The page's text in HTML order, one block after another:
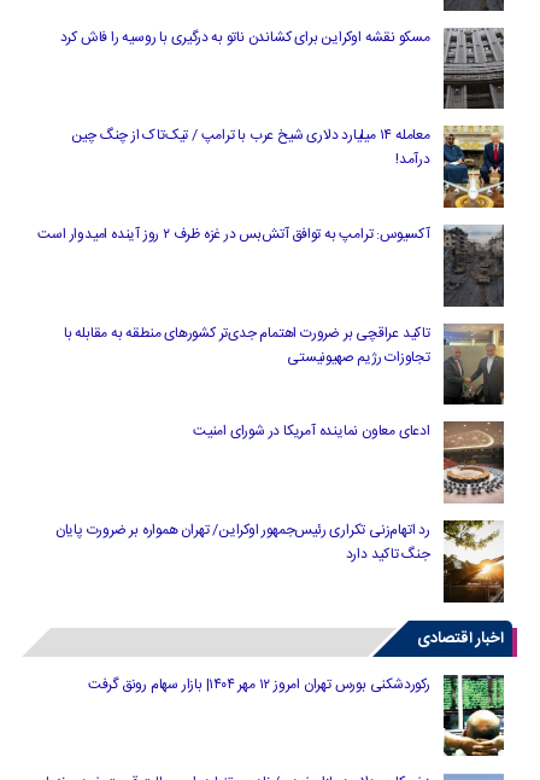
مسکو نقشه اوکراین برای کشاندن ناتو به درگیری با روسیه را فاش کرد
معامله ۱۴ میلیارد دلاری شیخ عرب با ترامپ / تیک‌تاک از چنگ چین
درآمد!
آکسیوس: ترامپ به توافق آتش‌بس در غزه ظرف ۲ روز آینده امیدوار است
تاکید عراقچی بر ضرورت اهتمام جدی‌تر کشورهای منطقه به مقابله با
تجاوزات رژیم صهیونیستی
ادعای معاون نماینده آمریکا در شورای امنیت
رد اتهام‌زنی تکراری رئیس‌جمهور اوکراین/ تهران همواره بر ضرورت پایان
جنگ تاکید دارد
اخبار اقتصادی
رکوردشکنی بورس تهران امروز ۱۲ مهر ۱۴۰۴| بازار سهام رونق گرفت